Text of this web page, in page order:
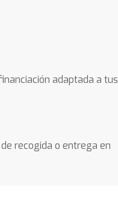
adaptada a tus
recogida o entrega en